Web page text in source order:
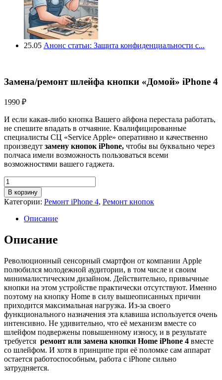
25.05 Анонс статьи: Защита конфиденциальности с...
Замена/ремонт шлейфа кнопки «Домой» iPhone 4
1990 ₽
И если какая-либо кнопка Вашего айфона перестала работать,
не спешите впадать в отчаяние. Квалифицированные
специалисты СЦ «Service Apple» оперативно и качественно
произведут замену кнопок iPhone, чтобы вы буквально через
полчаса имели возможность пользоваться всеми
возможностями вашего гаджета.
Количество
товара
Замена/
ремонт
шлейфа
кнопки
«Домой»
iPhone
В корзину
Категории: Ремонт iPhone 4, Ремонт кнопок
Описание
Описание
Революционный сенсорный смартфон от компании Apple
полюбился молодежной аудитории, в том числе и своим
минималистическим дизайном. Действительно, привычные
кнопки на этом устройстве практически отсутствуют. Именно
поэтому на кнопку Home в силу вышеописанных причин
приходится максимальная нагрузка. Из-за своего
функционального назначения эта клавиша используется очень
интенсивно. Не удивительно, что её механизм вместе со
шлейфом подвержены повышенному износу, и в результате
требуется ремонт или замена кнопки Home iPhone 4 вместе
со шлейфом. И хотя в принципе при её поломке сам аппарат
остается работоспособным, работа с iPhone сильно
затрудняется.